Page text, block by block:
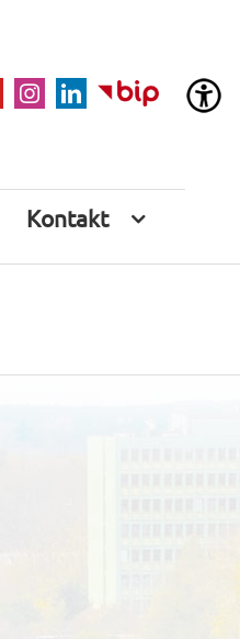
InstagramLinkedInBIP
Kontakt